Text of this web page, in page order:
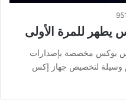
951
يطهر للمرة الأولى
بوكس مخصصة بإصدارات
وسيلة لتخصيص جهاز إكس